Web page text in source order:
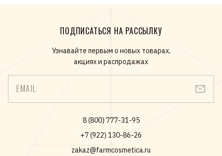
ПОДПИСАТЬСЯ НА РАССЫЛКУ
Узнавайте первым о новых товарах,
акциях и распродажах
EMAIL
8 (800) 777-31-95
+7 (922) 130-86-26
zakaz@farmcosmetica.ru